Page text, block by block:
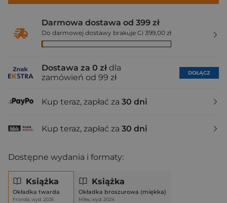
Darmowa dostawa od 399 zł
Do darmowej dostawy brakuje Ci 399,00 zł
Dostawa za 0 zł dla
zamówień od 99 zł
DOŁĄCZ
Kup teraz, zapłać za 30 dni
Kup teraz, zapłać za 30 dni
Dostępne wydania i formaty:
Książka
Okładka twarda
Fronda, wyd. 2026
Książka
Okładka broszurowa (miękka)
Miles, wyd. 2024